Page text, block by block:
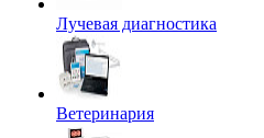
Лучевая диагностика
Ветеринария